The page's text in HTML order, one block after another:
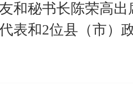
和秘书长陈荣高出
表和2位县（市）